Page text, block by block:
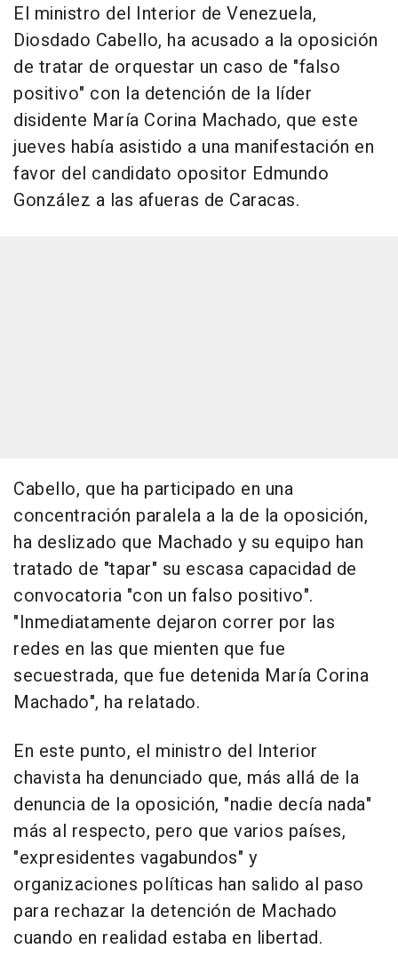
El ministro del Interior de Venezuela,
Diosdado Cabello, ha acusado a la oposición
de tratar de orquestar un caso de "falso
positivo" con la detención de la líder
disidente María Corina Machado, que este
jueves había asistido a una manifestación en
favor del candidato opositor Edmundo
González a las afueras de Caracas.
Cabello, que ha participado en una
concentración paralela a la de la oposición,
ha deslizado que Machado y su equipo han
tratado de "tapar" su escasa capacidad de
convocatoria "con un falso positivo".
"Inmediatamente dejaron correr por las
redes en las que mienten que fue
secuestrada, que fue detenida María Corina
Machado", ha relatado.
En este punto, el ministro del Interior
chavista ha denunciado que, más allá de la
denuncia de la oposición, "nadie decía nada"
más al respecto, pero que varios países,
"expresidentes vagabundos" y
organizaciones políticas han salido al paso
para rechazar la detención de Machado
cuando en realidad estaba en libertad.